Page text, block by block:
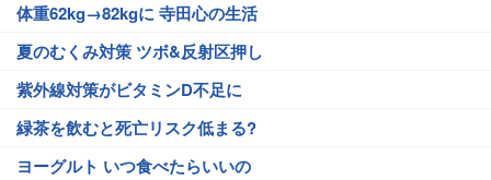
体重62kg→82kgに 寺田心の生活
夏のむくみ対策 ツボ&反射区押し
紫外線対策がビタミンD不足に
緑茶を飲むと死亡リスク低まる?
ヨーグルト いつ食べたらいいの